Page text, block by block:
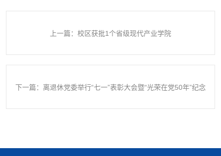
上一篇：校区获批1个省级现代产业学院
下一篇：离退休党委举行“七一”表彰大会暨“光荣在党50年”纪念